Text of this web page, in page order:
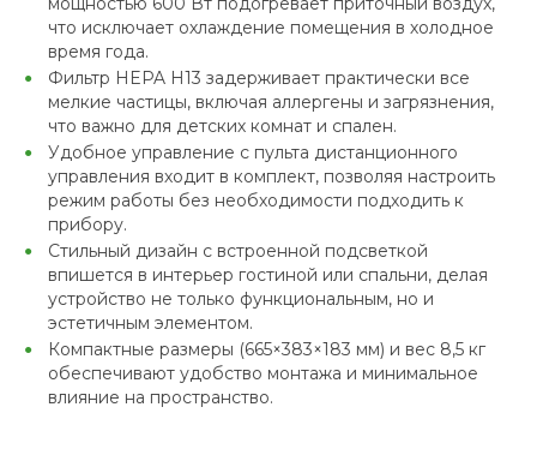
что исключает охлаждение помещения в холодное
время года.
Фильтр HEPA H13 задерживает практически все
мелкие частицы, включая аллергены и загрязнения,
что важно для детских комнат и спален.
Удобное управление с пульта дистанционного
управления входит в комплект, позволяя настроить
режим работы без необходимости подходить к
прибору.
Стильный дизайн с встроенной подсветкой
впишется в интерьер гостиной или спальни, делая
устройство не только функциональным, но и
эстетичным элементом.
Компактные размеры (665×383×183 мм) и вес 8,5 кг
обеспечивают удобство монтажа и минимальное
влияние на пространство.